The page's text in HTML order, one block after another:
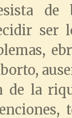
de
ser
de la